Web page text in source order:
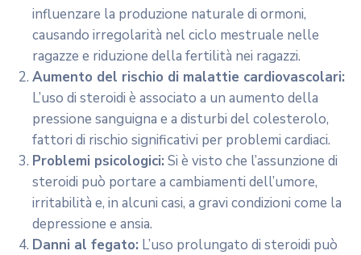
influenzare la produzione naturale di ormoni,
causando irregolarità nel ciclo mestruale nelle
ragazze e riduzione della fertilità nei ragazzi.
Aumento del rischio di malattie cardiovascolari:
L’uso di steroidi è associato a un aumento della
pressione sanguigna e a disturbi del colesterolo,
fattori di rischio significativi per problemi cardiaci.
Problemi psicologici: Si è visto che l’assunzione di
steroidi può portare a cambiamenti dell’umore,
irritabilità e, in alcuni casi, a gravi condizioni come la
depressione e ansia.
Danni al fegato: L’uso prolungato di steroidi può